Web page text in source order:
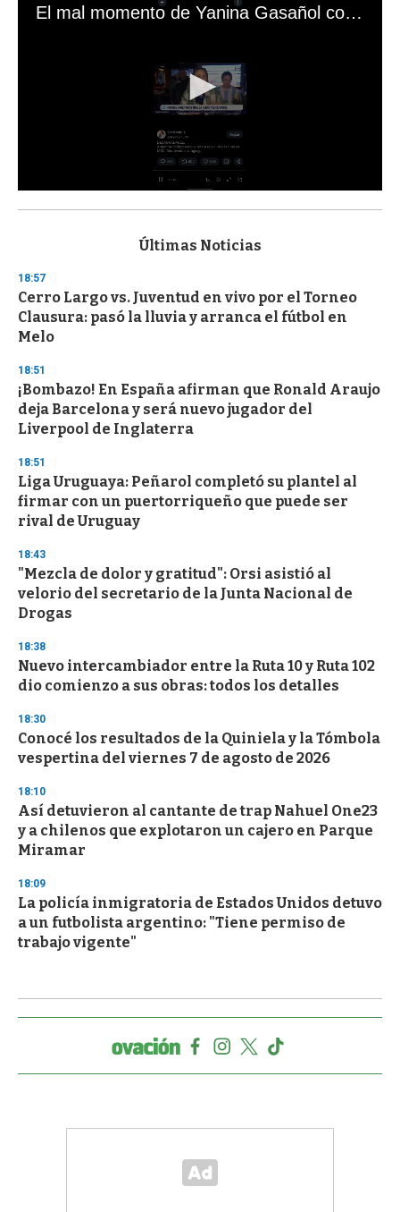
El mal momento de Yanina Gasañol con un hincha argentino en "Subrayado"
s
d
s
o
f
3
s
e
c
o
n
Últimas Noticias
18:57
Cerro Largo vs. Juventud en vivo por el Torneo
Clausura: pasó la lluvia y arranca el fútbol en
Melo
18:51
¡Bombazo! En España afirman que Ronald Araujo
deja Barcelona y será nuevo jugador del
Liverpool de Inglaterra
18:51
Liga Uruguaya: Peñarol completó su plantel al
firmar con un puertorriqueño que puede ser
rival de Uruguay
18:43
"Mezcla de dolor y gratitud": Orsi asistió al
velorio del secretario de la Junta Nacional de
Drogas
18:38
Nuevo intercambiador entre la Ruta 10 y Ruta 102
dio comienzo a sus obras: todos los detalles
18:30
Conocé los resultados de la Quiniela y la Tómbola
vespertina del viernes 7 de agosto de 2026
18:10
Así detuvieron al cantante de trap Nahuel One23
y a chilenos que explotaron un cajero en Parque
Miramar
18:09
La policía inmigratoria de Estados Unidos detuvo
a un futbolista argentino: "Tiene permiso de
trabajo vigente"